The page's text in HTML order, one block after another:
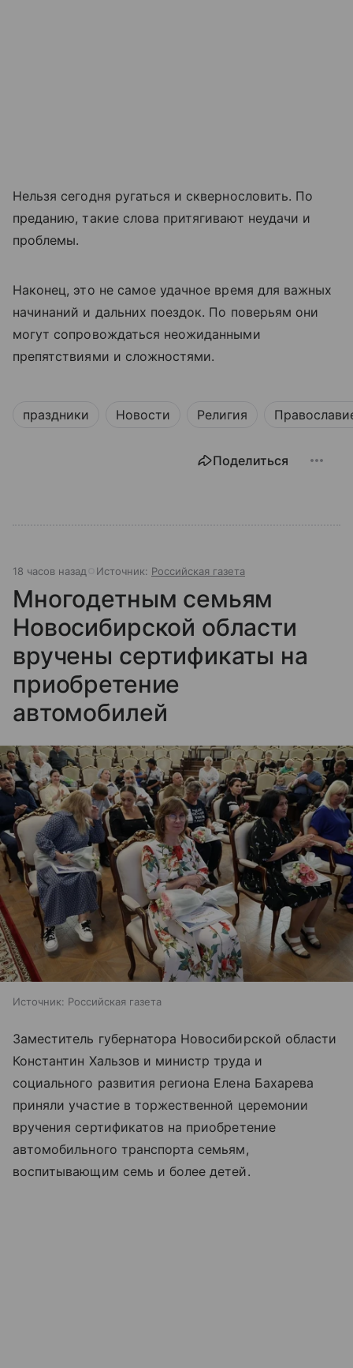
Нельзя сегодня ругаться и сквернословить. По
преданию, такие слова притягивают неудачи и
проблемы.
Наконец, это не самое удачное время для важных
начинаний и дальних поездок. По поверьям они
могут сопровождаться неожиданными
препятствиями и сложностями.
праздники Новости Религия
Поделиться
18 часов назад Источник: Российская газета
Многодетным семьям
Новосибирской области
вручены сертификаты на
приобретение
автомобилей
Источник: Российская газета
Заместитель губернатора Новосибирской области
Константин Хальзов и министр труда и
социального развития региона Елена Бахарева
приняли участие в торжественной церемонии
вручения сертификатов на приобретение
автомобильного транспорта семьям,
воспитывающим семь и более детей.